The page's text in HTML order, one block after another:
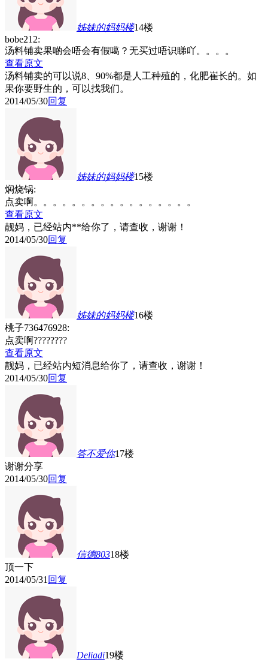
姊妹的妈妈楼14楼
bobe212:
汤料铺卖果啲会唔会有假噶？无买过唔识睇吖。。。。
查看原文
汤料铺卖的可以说8、90%都是人工种殖的，化肥崔长的。如
果你要野生的，可以找我们。
2014/05/30回复
姊妹的妈妈楼15楼
焖烧锅:
点卖啊。。。。。。。。。。。。。。。。。
查看原文
靓妈，已经站内**给你了，请查收，谢谢！
2014/05/30回复
姊妹的妈妈楼16楼
桃子736476928:
点卖啊????????
查看原文
靓妈，已经站内短消息给你了，请查收，谢谢！
2014/05/30回复
答不爱你17楼
谢谢分享
2014/05/30回复
信德80318楼
顶一下
2014/05/31回复
Deliadi19楼